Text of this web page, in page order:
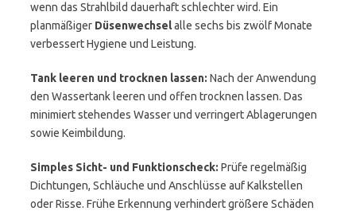
wenn das Strahlbild dauerhaft schlechter wird. Ein
planmäßiger Düsenwechselalle sechs bis zwölf Monate
verbessert Hygiene und Leistung.
Tank leeren und trocknen lassen: Nach der Anwendung
den Wassertank leeren und offen trocknen lassen. Das
minimiert stehendes Wasser und verringert Ablagerungen
sowie Keimbildung.
Simples Sicht- und Funktionscheck: Prüfe regelmäßig
Dichtungen, Schläuche und Anschlüsse auf Kalkstellen
oder Risse. Frühe Erkennung verhindert größere Schäden